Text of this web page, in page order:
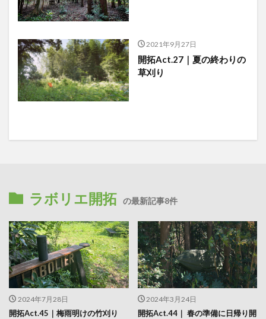
2021年9月27日
開拓Act.27｜夏の終わりの
草刈り
ラボリエ開拓 の最新記事8件
2024年7月28日
開拓Act.45｜梅雨明けの竹刈り
2024年3月24日
開拓Act.44｜ 春の準備に日帰り開